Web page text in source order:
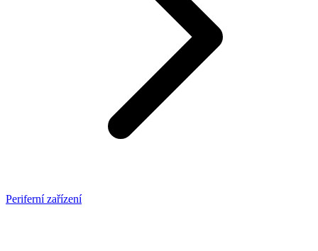
Periferní zařízení